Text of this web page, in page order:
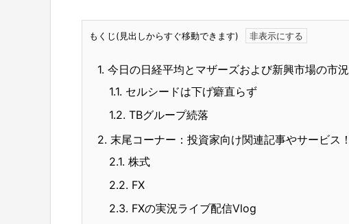
もくじ(見出しからすぐ移動できます)
1. 今日の日経平均とマザーズおよび新興市場の市況
1.1. セルシードは下げ癖直らず
1.2. TBグループ続落
2. 末尾コーナー：投資家向け関連記事やサービス！
2.1. 株式
2.2. FX
2.3. FXの実況ライブ配信Vlog